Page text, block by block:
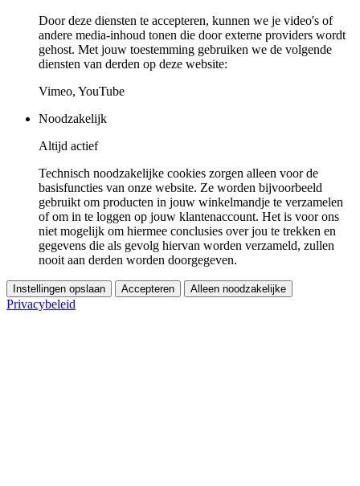
Door deze diensten te accepteren, kunnen we je video's of
andere media-inhoud tonen die door externe providers wordt
gehost. Met jouw toestemming gebruiken we de volgende
diensten van derden op deze website:
Vimeo, YouTube
Noodzakelijk
Altijd actief
Technisch noodzakelijke cookies zorgen alleen voor de
basisfuncties van onze website. Ze worden bijvoorbeeld
gebruikt om producten in jouw winkelmandje te verzamelen
of om in te loggen op jouw klantenaccount. Het is voor ons
niet mogelijk om hiermee conclusies over jou te trekken en
gegevens die als gevolg hiervan worden verzameld, zullen
nooit aan derden worden doorgegeven.
Instellingen opslaan Accepteren Alleen noodzakelijke
Privacybeleid